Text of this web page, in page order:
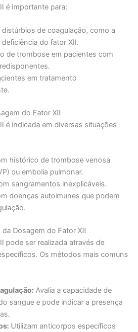
é importante para:
distúrbios de coagulação, como a
do fator XII.
de trombose em pacientes com
em tratamento
do Fator XII
é indicada em diversas situações
histórico de trombose venosa
ou embolia pulmonar.
sangramentos inexplicáveis.
doenças autoimunes que podem
Dosagem do Fator XII
pode ser realizada através de
Os métodos mais comuns
Avalia a capacidade de
sangue e pode indicar a presença
Utilizam anticorpos específicos